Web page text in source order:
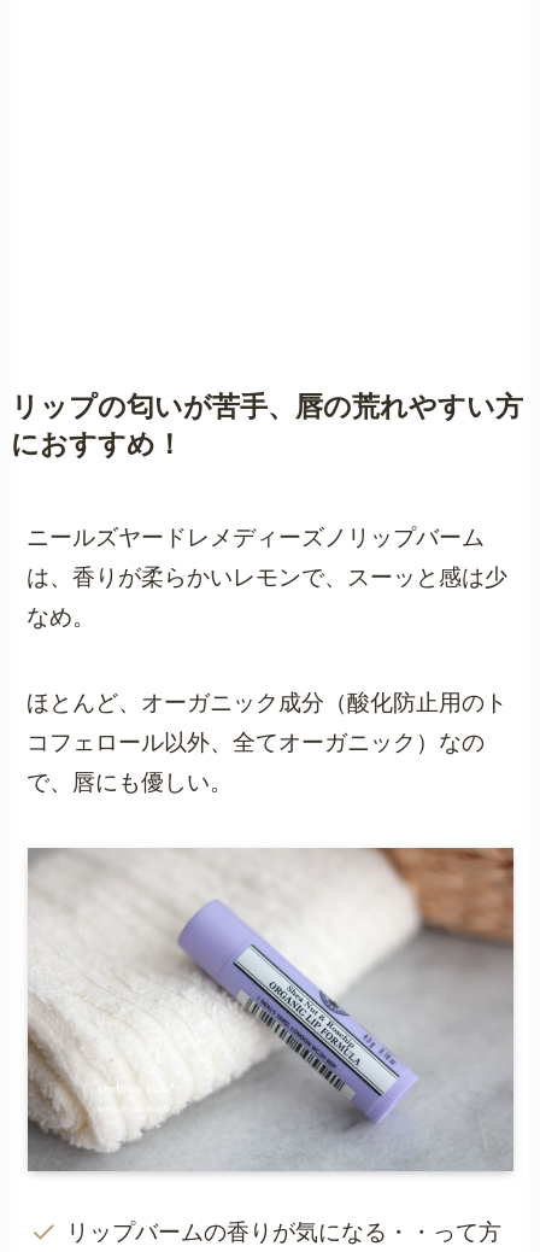
リップの匂いが苦手、唇の荒れやすい方
におすすめ！
ニールズヤードレメディーズノリップバーム
は、香りが柔らかいレモンで、スーッと感は少
なめ。
ほとんど、オーガニック成分（酸化防止用のト
コフェロール以外、全てオーガニック）なの
で、唇にも優しい。
リップバームの香りが気になる・・って方